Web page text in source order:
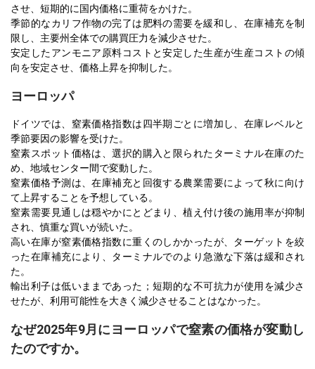
させ、短期的に国内価格に重荷をかけた。
季節的なカリフ作物の完了は肥料の需要を緩和し、在庫補充を制
限し、主要州全体での購買圧力を減少させた。
安定したアンモニア原料コストと安定した生産が生産コストの傾
向を安定させ、価格上昇を抑制した。
ヨーロッパ
ドイツでは、窒素価格指数は四半期ごとに増加し、在庫レベルと
季節要因の影響を受けた。
窒素スポット価格は、選択的購入と限られたターミナル在庫のた
め、地域センター間で変動した。
窒素価格予測は、在庫補充と回復する農業需要によって秋に向け
て上昇することを予想している。
窒素需要見通しは穏やかにとどまり、植え付け後の施用率が抑制
され、慎重な買いが続いた。
高い在庫が窒素価格指数に重くのしかかったが、ターゲットを絞
った在庫補充により、ターミナルでのより急激な下落は緩和され
た。
輸出利子は低いままであった；短期的な不可抗力が使用を減少さ
せたが、利用可能性を大きく減少させることはなかった。
なぜ2025年9月にヨーロッパで窒素の価格が変動し
たのですか。